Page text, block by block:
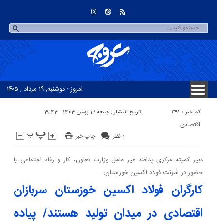
امروز : دوشنبه, ۱۹ مرداد , ۱۴۰۵
کد خبر : 391 تاریخ انتشار : جمعه 12 بهمن 1403 - 19:43
چاپ خبر ۰ نظر
اقتصادی
دبیر کمیته مرکزی پدافند غیر عامل وزارت تعاون، کار و رفاه اجتماعی با
حضور در شرکت فولاد اکسین خوزستان:
کارگران فولاد اکسین خوزستان سربازان
اقتصادی در میدان تولید هستند/ پیاده